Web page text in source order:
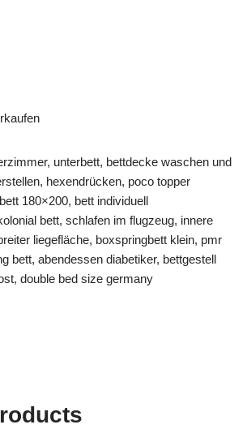
unterbett, bettdecke waschen und
hexendrücken, poco topper
180×200, bett individuell
bett, schlafen im flugzeug, innere
liegefläche, boxspringbett klein, pmr
bett, abendessen diabetiker, bettgestell
double bed size germany